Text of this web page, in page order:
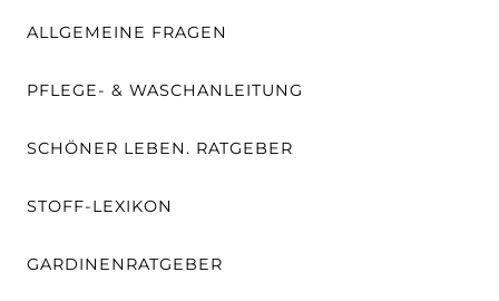
ALLGEMEINE FRAGEN
PFLEGE- & WASCHANLEITUNG
SCHÖNER LEBEN. RATGEBER
STOFF-LEXIKON
GARDINENRATGEBER